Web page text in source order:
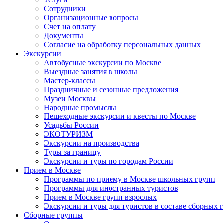
Сотрудники
Организационные вопросы
Счет на оплату
Документы
Согласие на обработку персональных данных
Экскурсии
Автобусные экскурсии по Москве
Выездные занятия в школы
Мастер-классы
Праздничные и сезонные предложения
Музеи Москвы
Народные промыслы
Пешеходные экскурсии и квесты по Москве
Усадьбы России
ЭКОТУРИЗМ
Экскурсии на производства
Туры за границу
Экскурсии и туры по городам России
Прием в Москве
Программы по приему в Москве школьных групп
Программы для иностранных туристов
Прием в Москве групп взрослых
Экскурсии и туры для туристов в составе сборных
Сборные группы